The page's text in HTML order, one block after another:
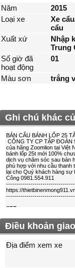
Năm
2015
Loại xe
Xe
cẩu
Xuất xứ
Nhập
Trung
Số giờ đã
hoạt động
01
Màu sơn trắng
Ghi chú khác
Điều khoản
Địa điểm xem xe